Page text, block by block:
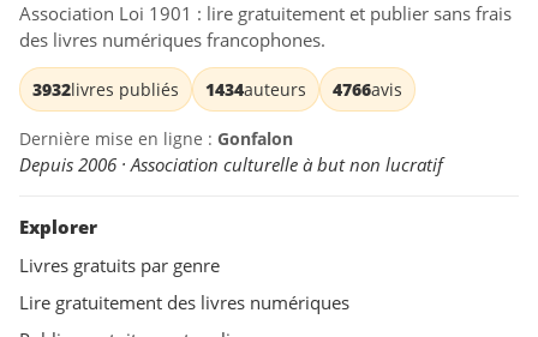
Association Loi 1901 : lire gratuitement et publier sans frais
des livres numériques francophones.
3932livres publiés 1434auteurs 4766avis
Dernière mise en ligne : Gonfalon
Depuis 2006 · Association culturelle à but non lucratif
Explorer
Livres gratuits par genre
Lire gratuitement des livres numériques